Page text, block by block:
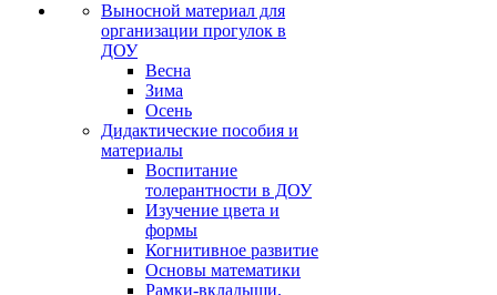
Выносной материал для
организации прогулок в
ДОУ
Весна
Зима
Осень
Дидактические пособия и
материалы
Воспитание
толерантности в ДОУ
Изучение цвета и
формы
Когнитивное развитие
Основы математики
Рамки-вкладыши,